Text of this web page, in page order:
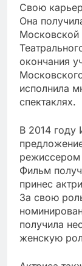
Свою
Она
Московской
окончания
исполнила
спектаклях.
В 2014 году
Фильм
принес
За свою
получила
женскую